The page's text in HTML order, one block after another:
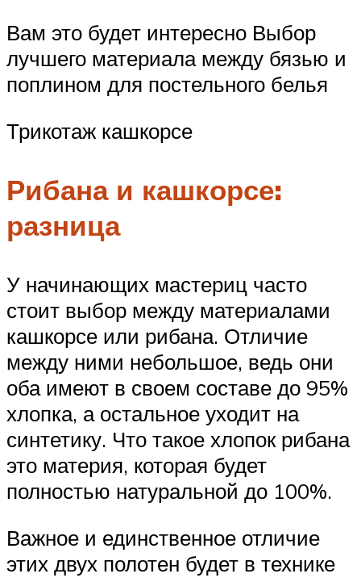
Вам это будет интересно Выбор
лучшего материала между бязью и
поплином для постельного белья
Трикотаж кашкорсе
Рибана и кашкорсе:
разница
У начинающих мастериц часто
стоит выбор между материалами
кашкорсе или рибана. Отличие
между ними небольшое, ведь они
оба имеют в своем составе до 95%
хлопка, а остальное уходит на
синтетику. Что такое хлопок рибана
это материя, которая будет
полностью натуральной до 100%.
Важное и единственное отличие
этих двух полотен будет в технике